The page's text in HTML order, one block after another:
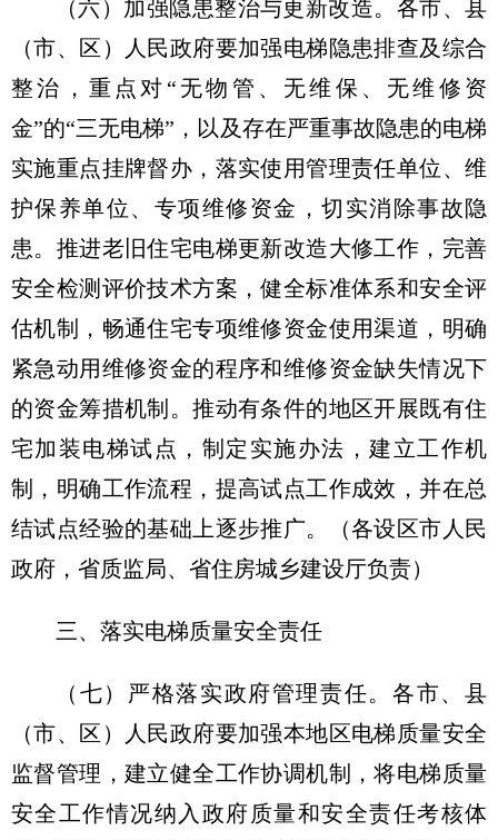
（六）加强隐患整治与更新改造。 各市、县
（市、区）人民政府要加强电梯隐患排查及综合
整治，重点对“无物管、无维保、无维修资
金”的“三无电梯”，以及存在严重事故隐患的电梯
实施重点挂牌督办，落实使用管理责任单位、维
护保养单位、专项维修资金，切实消除事故隐
患。推进老旧住宅电梯更新改造大修工作，完善
安全检测评价技术方案，健全标准体系和安全评
估机制，畅通住宅专项维修资金使用渠道，明确
紧急动用维修资金的程序和维修资金缺失情况下
的资金筹措机制。推动有条件的地区开展既有住
宅加装电梯试点，制定实施办法，建立工作机
制，明确工作流程，提高试点工作成效，并在总
结试点经验的基础上逐步推广。（各设区市人民
政府，省质监局、省住房城乡建设厅负责）
三、落实电梯质量安全责任
（七）严格落实政府管理责任。各市、县
（市、区）人民政府要加强本地区电梯质量安全
监督管理，建立健全工作协调机制，将电梯质量
安全工作情况纳入政府质量和安全责任考核体